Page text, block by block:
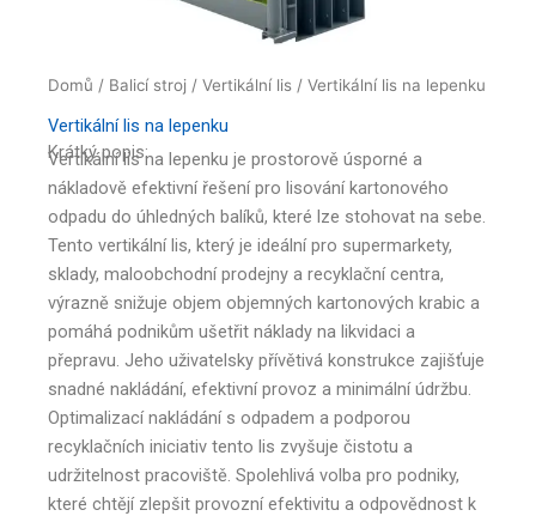
Domů / Balicí stroj / Vertikální lis / Vertikální lis na lepenku
Vertikální lis na lepenku
Krátký popis:
Vertikální lis na lepenku je prostorově úsporné a
nákladově efektivní řešení pro lisování kartonového
odpadu do úhledných balíků, které lze stohovat na sebe.
Tento vertikální lis, který je ideální pro supermarkety,
sklady, maloobchodní prodejny a recyklační centra,
výrazně snižuje objem objemných kartonových krabic a
pomáhá podnikům ušetřit náklady na likvidaci a
přepravu. Jeho uživatelsky přívětivá konstrukce zajišťuje
snadné nakládání, efektivní provoz a minimální údržbu.
Optimalizací nakládání s odpadem a podporou
recyklačních iniciativ tento lis zvyšuje čistotu a
udržitelnost pracoviště. Spolehlivá volba pro podniky,
které chtějí zlepšit provozní efektivitu a odpovědnost k